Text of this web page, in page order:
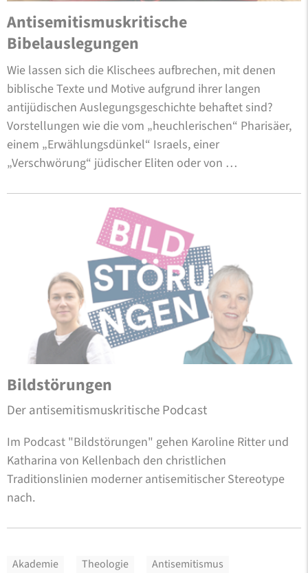
Antisemitismuskritische
Bibelauslegungen
Wie lassen sich die Klischees aufbrechen, mit denen
biblische Texte und Motive aufgrund ihrer langen
antijüdischen Auslegungsgeschichte behaftet sind?
Vorstellungen wie die vom „heuchlerischen“ Pharisäer,
einem „Erwählungsdünkel“ Israels, einer
„Verschwörung“ jüdischer Eliten oder von …
Bildstörungen
Der antisemitismuskritische Podcast
Im Podcast "Bildstörungen" gehen Karoline Ritter und
Katharina von Kellenbach den christlichen
Traditionslinien moderner antisemitischer Stereotype
nach.
Akademie Theologie Antisemitismus